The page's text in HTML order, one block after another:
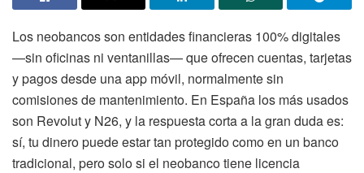
Los neobancos son entidades financieras 100% digitales
—sin oficinas ni ventanillas— que ofrecen cuentas, tarjetas
y pagos desde una app móvil, normalmente sin
comisiones de mantenimiento. En España los más usados
son Revolut y N26, y la respuesta corta a la gran duda es:
sí, tu dinero puede estar tan protegido como en un banco
tradicional, pero solo si el neobanco tiene licencia